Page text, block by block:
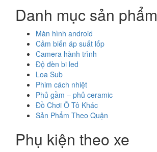
Danh mục sản phẩm
Màn hình android
Cảm biến áp suất lốp
Camera hành trình
Độ đèn bi led
Loa Sub
Phim cách nhiệt
Phủ gầm – phủ ceramic
Đồ Chơi Ô Tô Khác
Sản Phẩm Theo Quận
Phụ kiện theo xe